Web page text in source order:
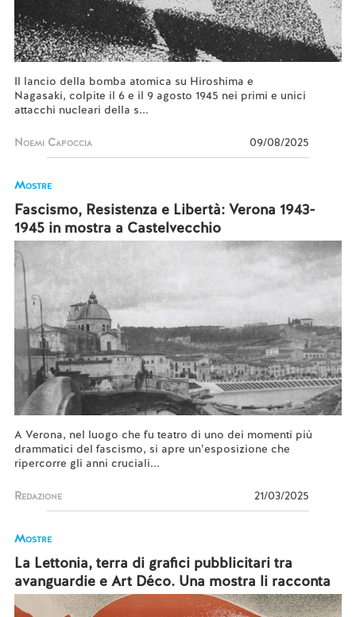
Il lancio della bomba atomica su Hiroshima e
Nagasaki, colpite il 6 e il 9 agosto 1945 nei primi e unici
attacchi nucleari della s...
Noemi Capoccia 09/08/2025
Mostre
Fascismo, Resistenza e Libertà: Verona 1943-
1945 in mostra a Castelvecchio
A Verona, nel luogo che fu teatro di uno dei momenti più
drammatici del fascismo, si apre un’esposizione che
ripercorre gli anni cruciali...
Redazione 21/03/2025
Mostre
La Lettonia, terra di grafici pubblicitari tra
avanguardie e Art Déco. Una mostra li racconta